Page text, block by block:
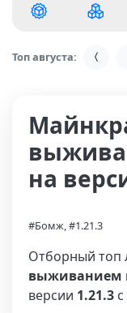
Топ августа:
на
#Бомж, #1.21.3
Отборный топ
выживанием
версии 1.21.3